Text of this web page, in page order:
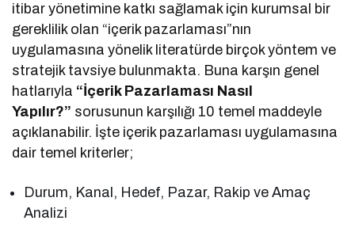
itibar yönetimine katkı sağlamak için kurumsal bir
gereklilik olan “içerik pazarlaması”nın
uygulamasına yönelik literatürde birçok yöntem ve
stratejik tavsiye bulunmakta. Buna karşın genel
hatlarıyla “İçerik Pazarlaması Nasıl
Yapılır?” sorusunun karşılığı 10 temel maddeyle
açıklanabilir. İşte içerik pazarlaması uygulamasına
dair temel kriterler;
Durum, Kanal, Hedef, Pazar, Rakip ve Amaç
Analizi